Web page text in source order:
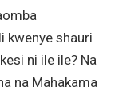
kwenye shauri
ni ile ile? Na
na Mahakama